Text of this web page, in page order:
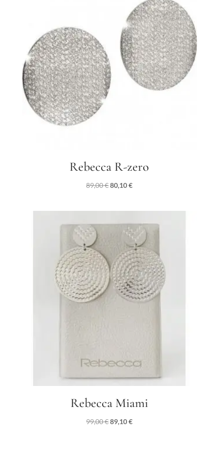
Rebecca R-zero
89,00€Il
89,00 €.
80,10€Il
80,10 €.
Rebecca Miami
99,00€Il
89,10€Il